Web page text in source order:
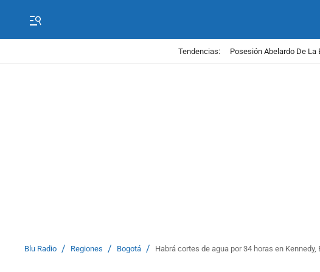
Tendencias: Posesión Abelardo De La
Blu Radio / Regiones / Bogotá / Habrá cortes de agua por 34 horas en